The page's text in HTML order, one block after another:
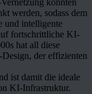
konnten
werden, sodass dem
und intelligente
fortschrittliche KI-
hat all diese
der effizienten
ist damit die ideale
KI-Infrastruktur.